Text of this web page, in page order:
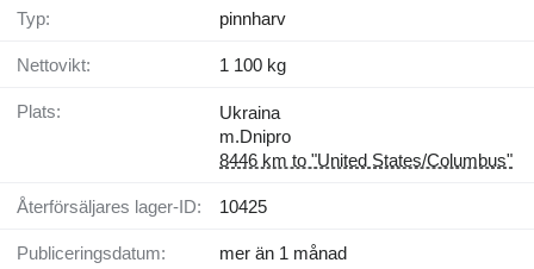
Typ: pinnharv
Nettovikt: 1 100 kg
Plats:
Ukraina
m.Dnipro
8446 km to "United States/Columbus"
Återförsäljares lager-ID: 10425
Publiceringsdatum: mer än 1 månad